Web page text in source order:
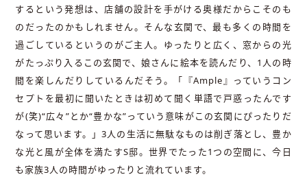
するという発想は、店舗の設計を手がける奥様だからこそのも
のだったのかもしれません。そんな玄関で、最も多くの時間を
過ごしているというのがご主人。ゆったりと広く、窓からの光
がたっぷり入るこの玄関で、娘さんに絵本を読んだり、1人の時
間を楽しんだりしているんだそう。「『Ample』っていうコン
セプトを最初に聞いたときは初めて聞く単語で戸惑ったんです
が(笑)“広々”とか“豊かな”っていう意味がこの玄関にぴったりだ
なって思います。」3人の生活に無駄なものは削ぎ落とし、豊か
な光と風が全体を満たすS邸。世界でたった1つの空間に、今日
も家族3人の時間がゆったりと流れています。